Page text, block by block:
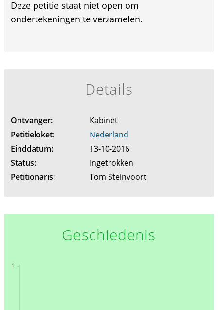
Deze petitie staat niet open om
ondertekeningen te verzamelen.
Details
Ontvanger:
Kabinet
Petitieloket:
Nederland
Einddatum:
13-10-2016
Status:
Ingetrokken
Petitionaris:
Tom Steinvoort
Geschiedenis